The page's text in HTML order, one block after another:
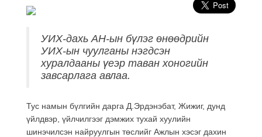
УИХ-дахь АН-ын бүлэг өнөөдрийн
УИХ-ын чуулганы нэгдсэн
хуралдааны үеэр таван хоногийн
завсарлага авлаа.
Тус намын бүлгийн дарга Д.Эрдэнэбат, Жижиг, дунд
үйлдвэр, үйлчилгээг дэмжих тухай хуулийн
шинэчилсэн найруулгын төслийг Ажлын хэсэг дахин